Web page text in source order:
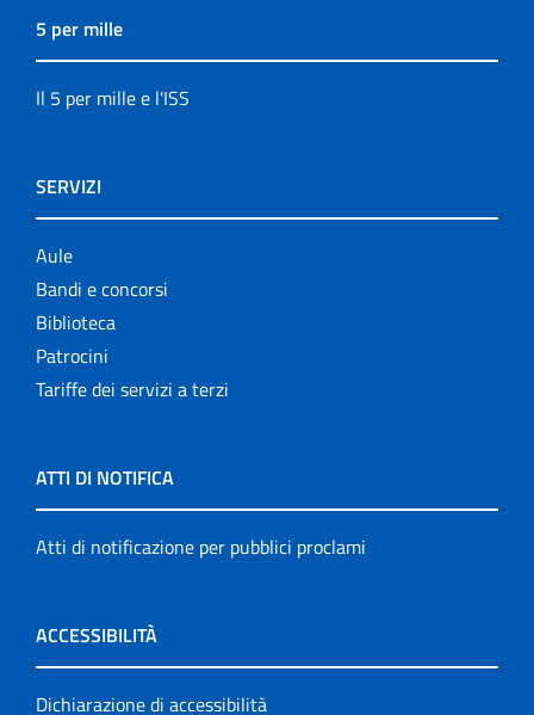
5 per mille
Il 5 per mille e l'ISS
SERVIZI
Aule
Bandi e concorsi
Biblioteca
Patrocini
Tariffe dei servizi a terzi
ATTI DI NOTIFICA
Atti di notificazione per pubblici proclami
ACCESSIBILITÀ
Dichiarazione di accessibilità